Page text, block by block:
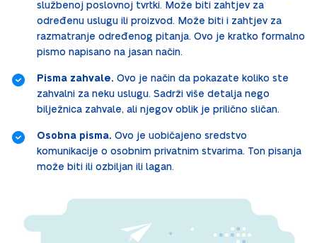
službenoj poslovnoj tvrtki. Može biti zahtjev za
određenu uslugu ili proizvod. Može biti i zahtjev za
razmatranje određenog pitanja. Ovo je kratko formalno
pismo napisano na jasan način.
Pisma zahvale. Ovo je način da pokazate koliko ste
zahvalni za neku uslugu. Sadrži više detalja nego
bilježnica zahvale, ali njegov oblik je prilično sličan.
Osobna pisma. Ovo je uobičajeno sredstvo
komunikacije o osobnim privatnim stvarima. Ton pisanja
može biti ili ozbiljan ili lagan.